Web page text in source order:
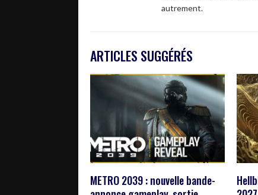
autrement.
ARTICLES SUGGÉRÉS
METRO 2039 : nouvelle bande-